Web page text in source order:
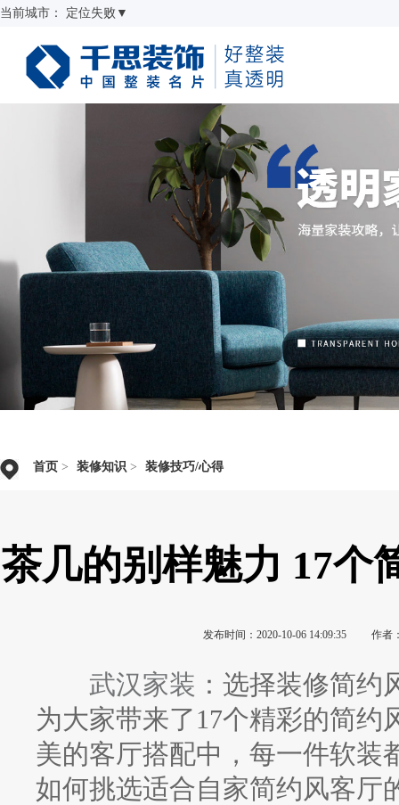
当前城市： 定位失败 ▼
首页 > 装修知识 > 装修技巧/心得
茶几的别样魅力 17个
发布时间：2020-10-06 14:09:35 作者
武汉家装 ：选择装修简
为大家带来了17个精彩的简
美的客厅搭配中，每一件软装
如何挑选适合自家简约风客厅